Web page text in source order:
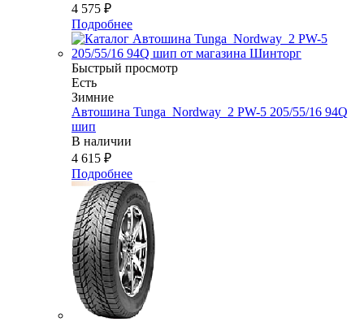
4 575 ₽
Подробнее
Быстрый просмотр
Есть
Зимние
Автошина Tunga_Nordway_2 PW-5 205/55/16 94Q
шип
В наличии
4 615 ₽
Подробнее